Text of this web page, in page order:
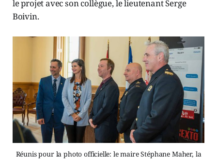
le projet avec son collègue, le lieutenant Serge
Boivin.
Réunis pour la photo officielle: le maire Stéphane Maher, la